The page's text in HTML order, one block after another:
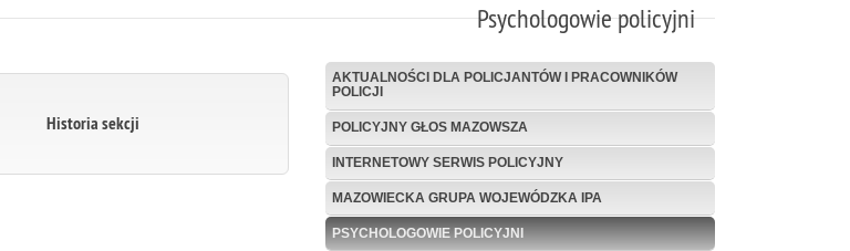
Psychologowie policyjni
AKTUALNOŚCI DLA POLICJANTÓW I PRACOWNIKÓW
POLICJI
POLICYJNY GŁOS MAZOWSZA
INTERNETOWY SERWIS POLICYJNY
MAZOWIECKA GRUPA WOJEWÓDZKA IPA
PSYCHOLOGOWIE POLICYJNI
Historia sekcji